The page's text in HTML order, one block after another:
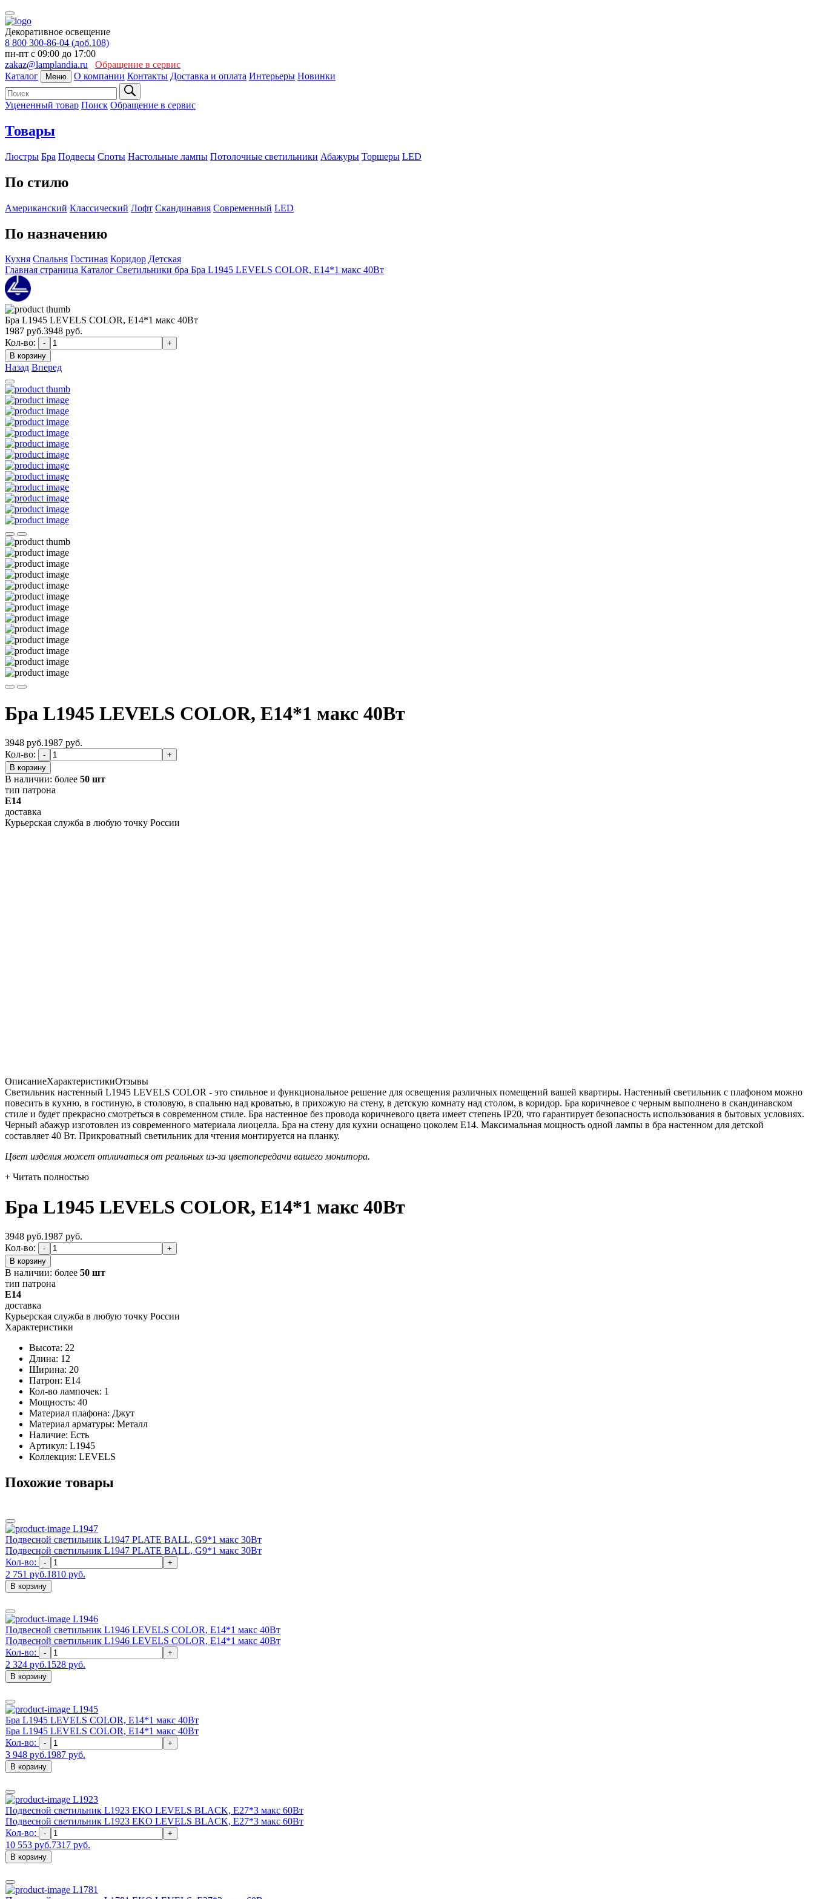
Декоративное освещение
8 800 300-86-04 (доб.108)
пн-пт с 09:00 до 17:00
zakaz@lamplandia.ru
Обращение в сервис
Каталог
Меню О компании Контакты Доставка и оплата Интерьеры Новинки
Уцененный товар Поиск Обращение в сервис
Товары
Люстры Бра Подвесы Споты Настольные лампы Потолочные светильники Абажуры Торшеры LED
По стилю
Американский Классический Лофт Скандинавия Современный LED
По назначению
Кухня Спальня Гостиная Коридор Детская
Главная страница Каталог Светильники бра Бра L1945 LEVELS COLOR, Е14*1 макс 40Вт
Бра L1945 LEVELS COLOR, Е14*1 макс 40Вт
1987 руб.3948 руб.
Кол-во:
-
+
В корзину
Назад Вперед
Бра L1945 LEVELS COLOR, Е14*1 макс 40Вт
3948 руб.1987 руб.
Кол-во:
-
+
В корзину
В наличии: более 50 шт
тип патрона
E14
доставка
Курьерская служба в любую точку России
ОписаниеХарактеристикиОтзывы
Светильник настенный L1945 LEVELS COLOR - это стильное и функциональное решение для освещения различных помещений вашей квартиры. Настенный светильник с плафоном можно
повесить в кухню, в гостиную, в столовую, в спальню над кроватью, в прихожую на стену, в детскую комнату над столом, в коридор. Бра коричневое с черным выполнено в скандинавском
стиле и будет прекрасно смотреться в современном стиле. Бра настенное без провода коричневого цвета имеет степень IP20, что гарантирует безопасность использования в бытовых условиях.
Черный абажур изготовлен из современного материала лиоцелла. Бра на стену для кухни оснащено цоколем Е14. Максимальная мощность одной лампы в бра настенном для детской
составляет 40 Вт. Прикроватный светильник для чтения монтируется на планку.
Цвет изделия может отличаться от реальных из-за цветопередачи вашего монитора.
+ Читать полностью
Бра L1945 LEVELS COLOR, Е14*1 макс 40Вт
3948 руб.1987 руб.
Кол-во:
-
+
В корзину
В наличии: более 50 шт
тип патрона
E14
доставка
Курьерская служба в любую точку России
Характеристики
Высота: 22
Длина: 12
Ширина: 20
Патрон: E14
Кол-во лампочек: 1
Мощность: 40
Материал плафона: Джут
Материал арматуры: Металл
Наличие: Есть
Артикул: L1945
Коллекция: LEVELS
Похожие товары
L1947
Подвесной светильник L1947 PLATE BALL, G9*1 макс 30Вт
Подвесной светильник L1947 PLATE BALL, G9*1 макс 30Вт
Кол-во:
- +
2 751 руб.1810 руб.
В корзину
L1946
Подвесной светильник L1946 LEVELS COLOR, Е14*1 макс 40Вт
Подвесной светильник L1946 LEVELS COLOR, Е14*1 макс 40Вт
Кол-во:
- +
2 324 руб.1528 руб.
В корзину
L1945
Бра L1945 LEVELS COLOR, Е14*1 макс 40Вт
Бра L1945 LEVELS COLOR, Е14*1 макс 40Вт
Кол-во:
- +
3 948 руб.1987 руб.
В корзину
L1923
Подвесной светильник L1923 EKO LEVELS BLACK, Е27*3 макс 60Вт
Подвесной светильник L1923 EKO LEVELS BLACK, Е27*3 макс 60Вт
Кол-во:
- +
10 553 руб.7317 руб.
В корзину
L1781